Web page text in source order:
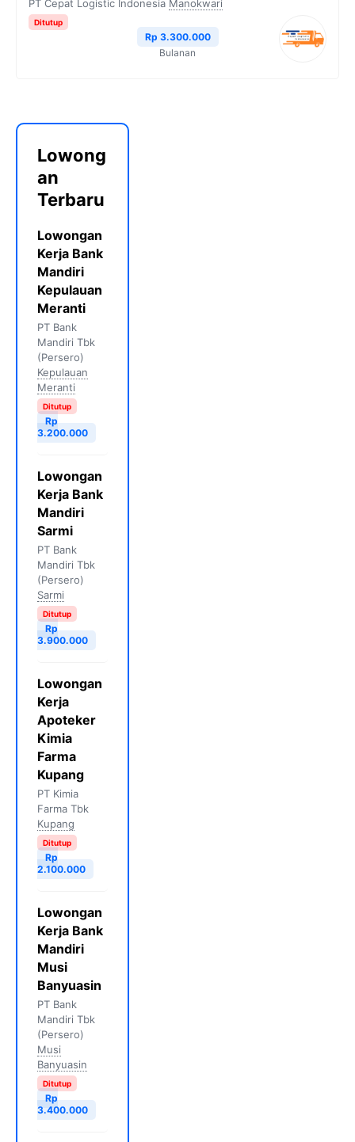
PT Cepat Logistic Indonesia Manokwari
Ditutup
Rp 3.300.000
Bulanan
Lowong
an
Terbaru
Lowongan
Kerja Bank
Mandiri
Kepulauan
Meranti
PT Bank
Mandiri Tbk
(Persero)
Kepulauan
Meranti
Ditutup
Rp
3.200.000
Lowongan
Kerja Bank
Mandiri
Sarmi
PT Bank
Mandiri Tbk
(Persero)
Sarmi
Ditutup
Rp
3.900.000
Lowongan
Kerja
Apoteker
Kimia
Farma
Kupang
PT Kimia
Farma Tbk
Kupang
Ditutup
Rp
2.100.000
Lowongan
Kerja Bank
Mandiri
Musi
Banyuasin
PT Bank
Mandiri Tbk
(Persero)
Musi
Banyuasin
Ditutup
Rp
3.400.000